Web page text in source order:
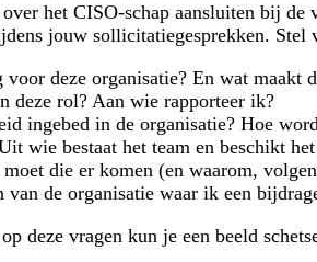
het CISO-schap aansluiten bij de
jouw sollicitatiegesprekken. Stel
deze organisatie? En wat maakt
deze rol? Aan wie rapporteer ik?
ingebed in de organisatie? Hoe
wie bestaat het team en beschikt
die er komen (en waarom,
de organisatie waar ik een
deze vragen kun je een beeld